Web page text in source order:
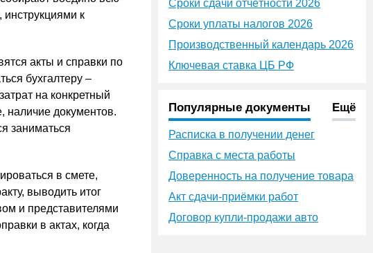
к
акты и справки по
бухгалтеру –
на конкретный
наличие документов.
заниматься
в смете,
выводить итог
и представителями
в актах, когда
Сроки сдачи отчётности 2026
Сроки уплаты налогов 2026
Производственный календарь 2026
Ключевая ставка ЦБ РФ
Популярные документы Ещё
Расписка в получении денег
Справка с места работы
Доверенность на получение товара
Акт сдачи-приёмки работ
Договор купли-продажи авто